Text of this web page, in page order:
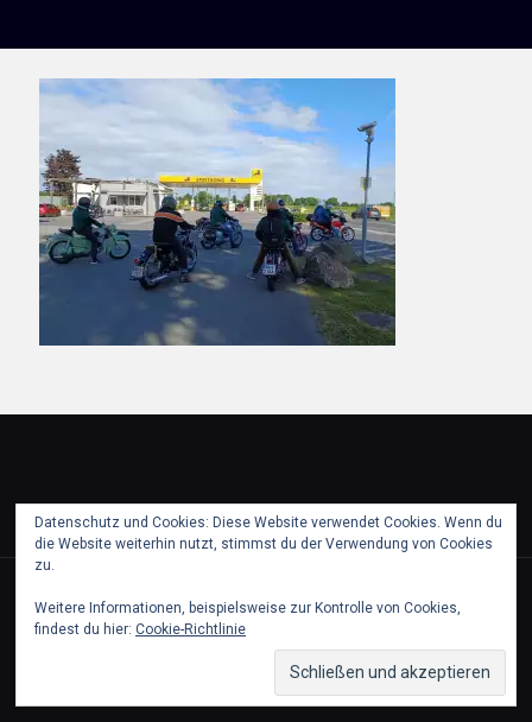
© 2018 puch partie pfaffstaetten. All Rights Reserved.
Partner
Kontakt & Impressum
Datenschutz und Cookies: Diese Website verwendet Cookies. Wenn du
die Website weiterhin nutzt, stimmst du der Verwendung von Cookies
zu.
Weitere Informationen, beispielsweise zur Kontrolle von Cookies,
findest du hier: Cookie-Richtlinie